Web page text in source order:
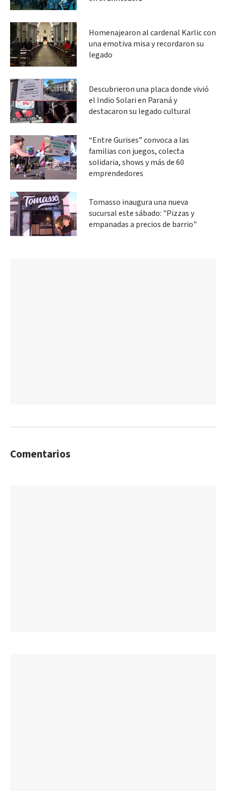
Homenajearon al cardenal Karlic con
una emotiva misa y recordaron su
legado
Descubrieron una placa donde vivió
el Indio Solari en Paraná y
destacaron su legado cultural
“Entre Gurises” convoca a las
familias con juegos, colecta
solidaria, shows y más de 60
emprendedores
Tomasso inaugura una nueva
sucursal este sábado: "Pizzas y
empanadas a precios de barrio"
Comentarios